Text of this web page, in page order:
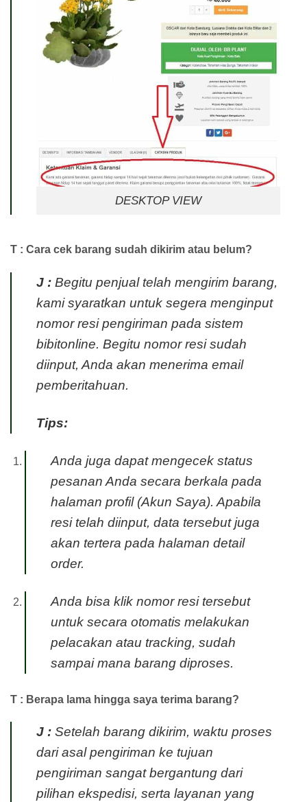
DESKTOP VIEW
T : Cara cek barang sudah dikirim atau belum?
J : Begitu penjual telah mengirim barang,
kami syaratkan untuk segera menginput
nomor resi pengiriman pada sistem
bibitonline. Begitu nomor resi sudah
diinput, Anda akan menerima email
pemberitahuan.
Tips:
Anda juga dapat mengecek status
pesanan Anda secara berkala pada
halaman profil (Akun Saya). Apabila
resi telah diinput, data tersebut juga
akan tertera pada halaman detail
order.
Anda bisa klik nomor resi tersebut
untuk secara otomatis melakukan
pelacakan atau tracking, sudah
sampai mana barang diproses.
T : Berapa lama hingga saya terima barang?
J : Setelah barang dikirim, waktu proses
dari asal pengiriman ke tujuan
pengiriman sangat bergantung dari
pilihan ekspedisi, serta layanan yang